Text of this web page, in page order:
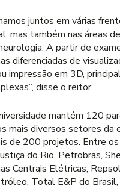
juntos em várias
mas também nas áreas
A partir de
diferenciadas de
impressão em 3D,
disse o reitor.
mantém 120
mais diversos setores da
de 200 projetos. Entre
do Rio, Petrobras,
Centrais Elétricas,
Total E&P do Brasil,